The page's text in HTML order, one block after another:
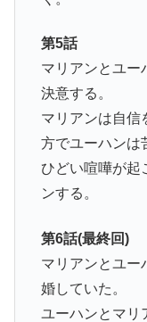
第5話
マリアンとユー
決意する。
マリアンは自信
方でユーハンは
ひどい喧嘩が起
ンする。
第6話(最終回)
マリアンとユー
婚していた。
ユーハンとマリ